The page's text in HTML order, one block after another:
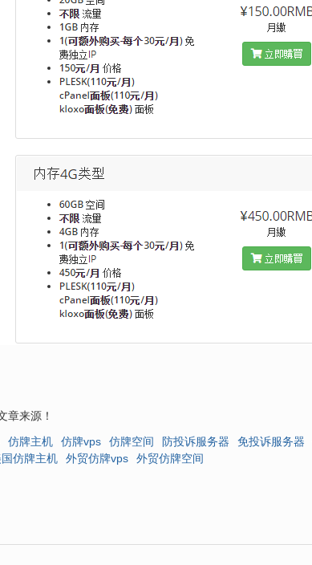
章来源！
仿牌主机 仿牌vps 仿牌空间 防投诉服务器 免投诉服务器
国仿牌主机 外贸仿牌vps 外贸仿牌空间